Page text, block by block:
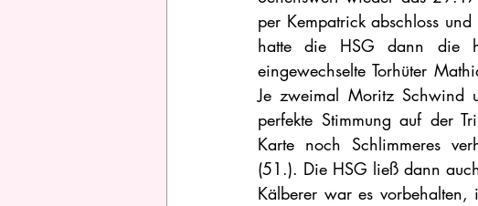
per Kempatrick abschloss
hatte die HSG dann die
eingewechselte Torhüter
Je zweimal Moritz Schwind
perfekte Stimmung auf der
Karte noch Schlimmeres
(51.). Die HSG ließ dann
Kälberer war es